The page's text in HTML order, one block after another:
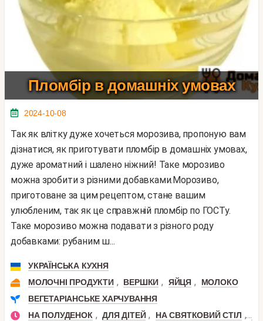
Пломбір в домашніх умовах
2024-10-08
Так як влітку дуже хочеться морозива, пропоную вам
дізнатися, як приготувати пломбір в домашніх умовах,
дуже ароматний і шалено ніжний! Таке морозиво
можна зробити з різними добавками.Морозиво,
приготоване за цим рецептом, стане вашим
улюбленим, так як це справжній пломбір по ГОСТу.
Таке морозиво можна подавати з різного роду
добавками: рубаним ш...
УКРАЇНСЬКА КУХНЯ
МОЛОЧНІ ПРОДУКТИ , ВЕРШКИ , ЯЙЦЯ ,
МОЛОКО
ВЕГЕТАРІАНСЬКЕ ХАРЧУВАННЯ
НА ПОЛУДЕНОК , ДЛЯ ДІТЕЙ , НА СВЯТКОВИЙ СТІЛ ,